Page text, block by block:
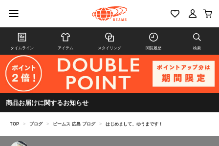
タイムライン アイテム スタイリング 閲覧履歴 検索
商品お届けに関するお知らせ
TOP > ブログ > ビームス 広島 ブログ > はじめまして、ゆうまです！